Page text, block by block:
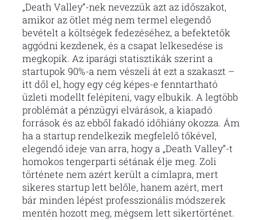
„Death Valley”-nek nevezzük azt az időszakot,
amikor az ötlet még nem termel elegendő
bevételt a költségek fedezéséhez, a befektetők
aggódni kezdenek, és a csapat lelkesedése is
megkopik. Az iparági statisztikák szerint a
startupok 90%-a nem vészeli át ezt a szakaszt –
itt dől el, hogy egy cég képes-e fenntartható
üzleti modellt felépíteni, vagy elbukik. A legtöbb
problémát a pénzügyi elvárások, a kiapadó
források és az ebből fakadó időhiány okozza. Ám
ha a startup rendelkezik megfelelő tőkével,
elegendő ideje van arra, hogy a „Death Valley”-t
homokos tengerparti sétának élje meg. Zoli
története nem azért került a címlapra, mert
sikeres startup lett belőle, hanem azért, mert
bár minden lépést professzionális módszerek
mentén hozott meg, mégsem lett sikertörténet.